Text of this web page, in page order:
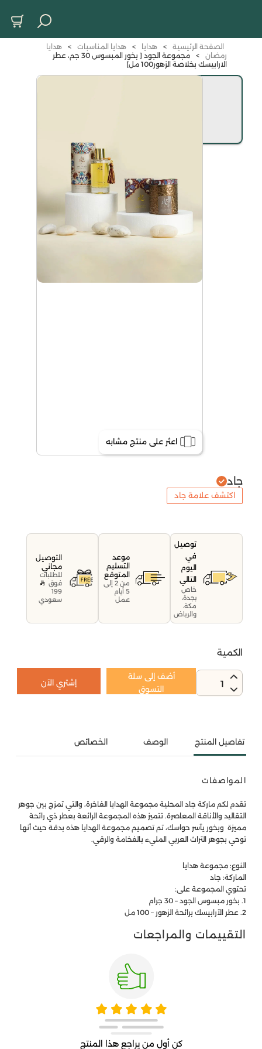
الصفحة الرئيسية > هدايا > هدايا المناسبات >
هدايا
رمضان
>
مجموعة الجود [ بخور المبسوس 30 جم، عطر
الارابيسك بخلاصة الزهور100 مل]
اعثر على منتج مشابه
جاد
اكتشف علامة جاد
توصيل
في
اليوم
التالي
خاص
بجدة،
مكة،
والرياض
موعد
التسليم
المتوقع
من 2 إلى
5 أيام
عمل
التوصيل
مجاني
للطلبات
فوق
199
سعودي
الكمية
1
أضف إلى سلة
التسوق
إشتري الآن
تفاصيل المنتج الوصف الخصائص
المواصفات
تقدم لكم ماركة جاد المحلية مجموعة الهدايا الفاخرة، والتي تمزج بين جوهر
التقاليد والأناقة المعاصرة. تتميز هذه المجموعة الرائعة بعطر ذي رائحة
مميزة وبخور يآسر حواسك، تم تصميم مجموعة الهدايا هذه بدقة حيث أنها
توحي بجوهر التراث العربي المليء بالفخامة والرقي.
النوع: مجموعة هدايا
الماركة: جاد
تحتوي المجموعة على:
1. بخور مبسوس الجود – 30 جرام
2. عطر الآرابيسك برائحة الزهور – 100 مل
التقييمات والمراجعات
كن أول من يراجع هذا المنتج